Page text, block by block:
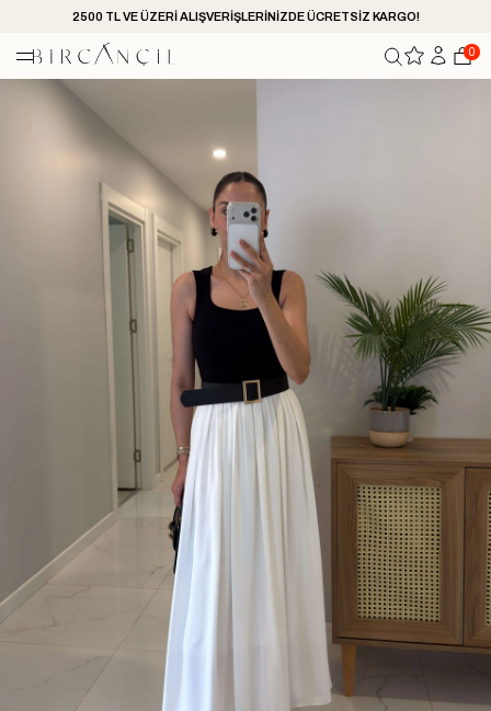
2500 TL VE ÜZERİ ALIŞVERİŞLERİNİZDE ÜCRETSİZ KARGO!
0